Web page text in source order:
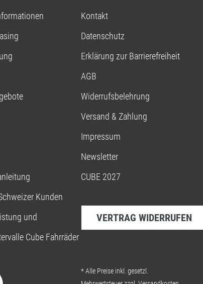
Kunden
und
Cube Fahrräder
Kontakt
Datenschutz
Erklärung zur Barrierefreiheit
AGB
Widerrufsbelehrung
Versand & Zahlung
Impressum
Newsletter
CUBE 2027
VERTRAG WIDERRUFEN
* Alle Preise inkl. gesetzl.